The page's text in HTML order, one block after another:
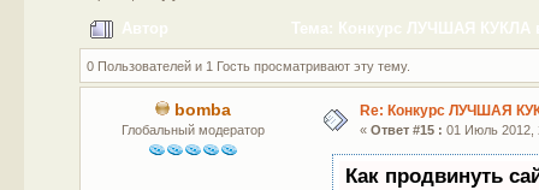
Автор Тема: Конкурс ЛУЧШАЯ КУКЛА
0 Пользователей и 1 Гость просматривают эту тему.
bomba
Глобальный модератор
Re: Конкурс ЛУЧШАЯ
« Ответ #15 : 01 Июль 2012,
Как продвинуть